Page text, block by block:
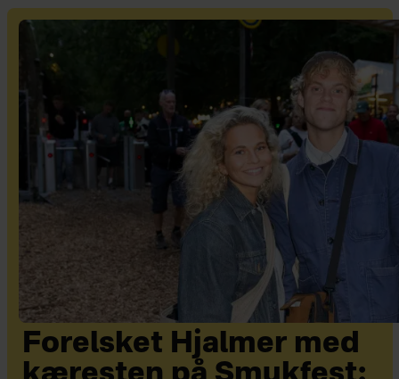
Forelsket Hjalmer med